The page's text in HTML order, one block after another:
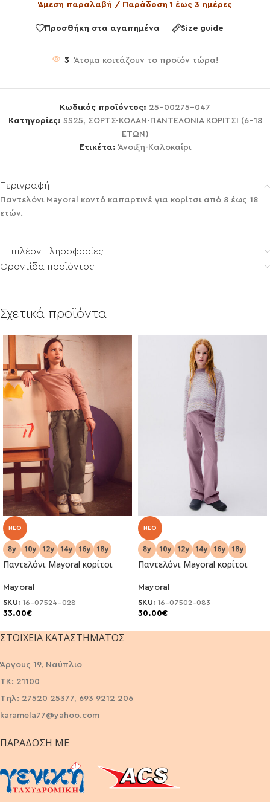
Άμεση παραλαβή / Παράδοση 1 έως 3 ημέρες
Προσθήκη στα αγαπημένα Size guide
3 Άτομα κοιτάζουν το προϊόν τώρα!
Κωδικός προϊόντος: 25-00275-047
Κατηγορίες: SS25, ΣΟΡΤΣ-ΚΟΛΑΝ-ΠΑΝΤΕΛΟΝΙΑ ΚΟΡΙΤΣΙ (6-18
ΕΤΩΝ)
Ετικέτα: Άνοιξη-Καλοκαίρι
Περιγραφή
Παντελόνι Mayoral κοντό καπαρτινέ για κορίτσι από 8 έως 18
ετών.
Επιπλέον πληροφορίες
Φροντίδα προϊόντος
Σχετικά προϊόντα
NEO
Παντελόνι Mayoral κορίτσι
Mayoral
SKU: 16-07524-028
33.00€
NEO
Παντελόνι Mayoral κορίτσι
Mayoral
SKU: 16-07502-083
30.00€
ΣΤΟΙΧΕΊΑ ΚΑΤΑΣΤΉΜΑΤΟΣ
Άργους 19, Ναύπλιο
ΤΚ: 21100
Τηλ: 27520 25377, 693 9212 206
karamela77@yahoo.com
ΠΑΡΆΔΟΣΗ ΜΕ